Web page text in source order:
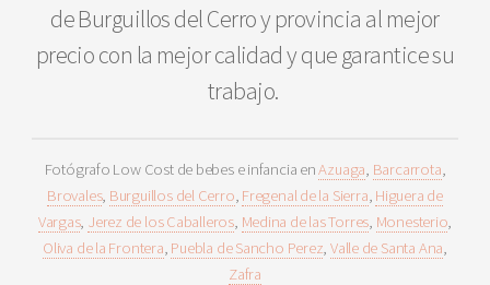
de Burguillos del Cerro y provincia al mejor
precio con la mejor calidad y que garantice su
trabajo.
Fotógrafo Low Cost de bebes e infancia enAzuaga, Barcarrota,
Brovales, Burguillos del Cerro, Fregenal de la Sierra, Higuera de
Vargas, Jerez de los Caballeros, Medina de las Torres, Monesterio,
Oliva de la Frontera, Puebla de Sancho Perez,Valle de Santa Ana,
Zafra